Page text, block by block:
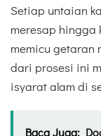
Setiap untaian
meresap hingga
memicu getaran
dari prosesi ini
isyarat alam di
Baca Juga: